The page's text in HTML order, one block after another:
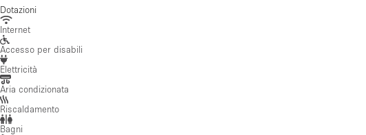
Dotazioni
Internet
Accesso per disabili
Elettricità
Aria condizionata
Riscaldamento
Bagni